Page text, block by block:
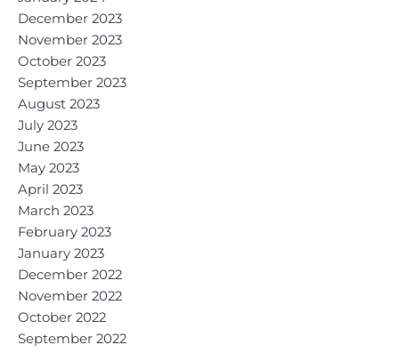
December 2023
November 2023
October 2023
September 2023
August 2023
July 2023
June 2023
May 2023
April 2023
March 2023
February 2023
January 2023
December 2022
November 2022
October 2022
September 2022